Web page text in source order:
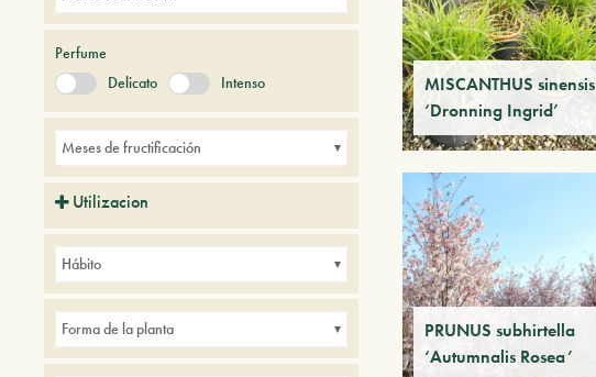
MISCANTHUS sinensis
‘Dronning Ingrid’
PRUNUS subhirtella
‘Autumnalis Rosea’
Perfume
Delicato
Intenso
Meses de fructificación
Utilizacion
de interior
Parques
Pequeños jardines
Hábito
Forma de la planta